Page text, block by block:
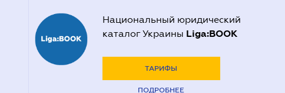
Национальный юридический
каталог Украины Liga:BOOK
ТАРИФЫ
ПОДРОБНЕЕ